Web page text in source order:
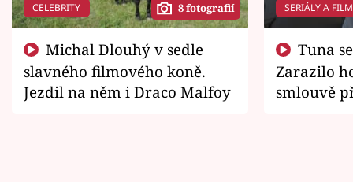
CELEBRITY 8 fotografií
slavného filmového koně.
Jezdil na něm i Draco Malfoy
SERIÁLY A
Zarazilo
smlouvě